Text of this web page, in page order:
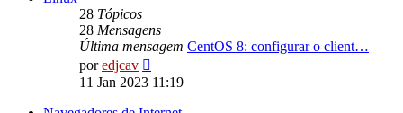
28 Tópicos
28 Mensagens
Última mensagem CentOS 8: configurar o client…
poredjcav
última
11 Jan 2023 11:19